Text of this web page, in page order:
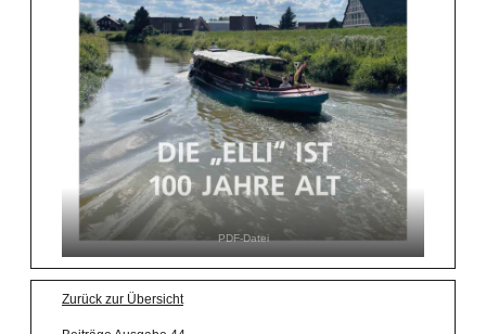
PDF-Datei
Zurück zur Übersicht